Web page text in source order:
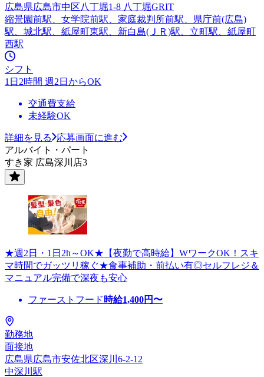
広島県広島市中区八丁堀1-8 八丁堀GRIT
縮景園前駅、女学院前駅、家庭裁判所前駅、県庁前(広島)
駅、城北駅、紙屋町東駅、新白島(ＪＲ)駅、立町駅、紙屋町
西駅
シフト
1日2時間 週2日からOK
交通費支給
未経験OK
詳細を見る
応募画面に進む
アルバイト・パート
すき家 広島深川店3
★週2日・1日2h～OK★【夜勤で高時給】WワークOK！スキ
マ時間でガッツリ稼ぐ★食事補助・前払い有◎セルフレジ＆
マニュアル完備で深夜も安心
ファーストフード 時給1,400円〜
勤務地
面接地
広島県広島市安佐北区深川6-2-12
中深川駅